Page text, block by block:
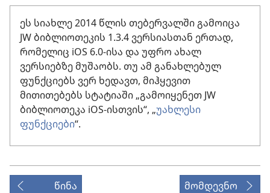
ეს სიახლე 2014 წლის თებერვალში გამოიცა
JW ბიბლიოთეკის 1.3.4 ვერსიასთან ერთად,
რომელიც iOS 6.0-ისა და უფრო ახალ
ვერსიებზე მუშაობს. თუ ამ განახლებულ
ფუნქციებს ვერ ხედავთ, მიჰყევით
მითითებებს სტატიაში „გამოიყენეთ JW
ბიბლიოთეკა iOS-ისთვის“, „უახლესი
ფუნქციები“.
წინა მომდევნო